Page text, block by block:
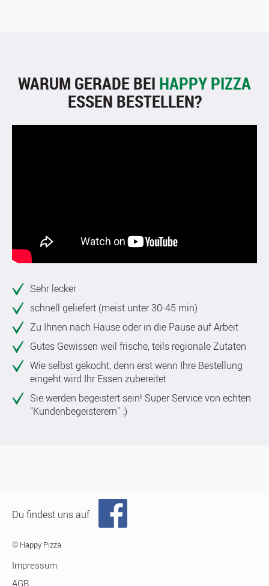
WARUM GERADE BEI HAPPY PIZZA
ESSEN BESTELLEN?
Sehr lecker
schnell geliefert (meist unter 30-45 min)
Zu Ihnen nach Hause oder in die Pause auf Arbeit
Gutes Gewissen weil frische, teils regionale Zutaten
Wie selbst gekocht, denn erst wenn Ihre Bestellung
eingeht wird Ihr Essen zubereitet
Sie werden begeistert sein! Super Service von echten
"Kundenbegeisterern" :)
Du findest uns auf
© Happy Pizza
Impressum
AGB